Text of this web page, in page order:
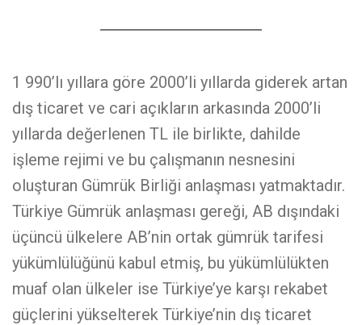
1 990’lı yıllara göre 2000’li yıllarda giderek artan
dış ticaret ve cari açıkların arkasında 2000’li
yıllarda değerlenen TL ile birlikte, dahilde
işleme rejimi ve bu çalışmanın nesnesini
oluşturan Gümrük Birliği anlaşması yatmaktadır.
Türkiye Gümrük anlaşması gereği, AB dışındaki
üçüncü ülkelere AB’nin ortak gümrük tarifesi
yükümlülüğünü kabul etmiş, bu yükümlülükten
muaf olan ülkeler ise Türkiye’ye karşı rekabet
güçlerini yükselterek Türkiye’nin dış ticaret